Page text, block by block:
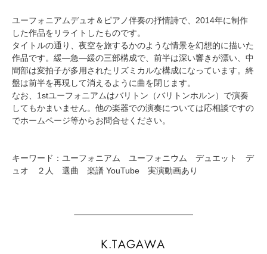
ユーフォニアムデュオ＆ピアノ伴奏の抒情詩で、2014年に制作
した作品をリライトしたものです。
タイトルの通り、夜空を旅するかのような情景を幻想的に描いた
作品です。緩―急―緩の三部構成で、前半は深い響きが漂い、中
間部は変拍子が多用されたリズミカルな構成になっています。終
盤は前半を再現して消えるように曲を閉じます。
なお、1stユーフォニアムはバリトン（バリトンホルン）で演奏
してもかまいません。他の楽器での演奏については応相談ですの
でホームページ等からお問合せください。
キーワード：ユーフォニアム ユーフォニウム デュエット デ
ュオ ２人 選曲 楽譜 YouTube 実演動画あり